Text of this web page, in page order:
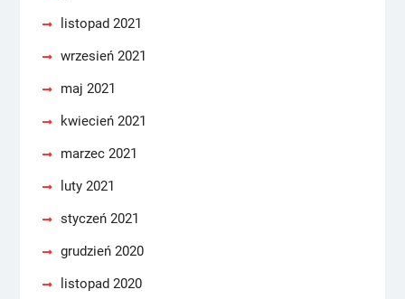
listopad 2021
wrzesień 2021
maj 2021
kwiecień 2021
marzec 2021
luty 2021
styczeń 2021
grudzień 2020
listopad 2020